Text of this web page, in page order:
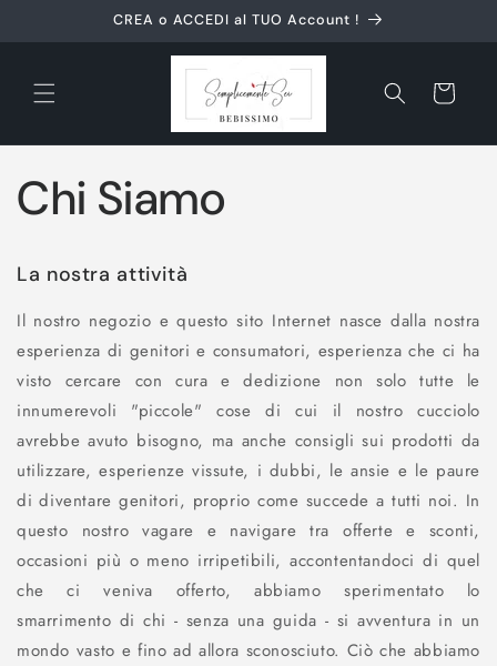
direttamente
ai contenuti
CREA o ACCEDI al TUO Account !
Carrello
Chi Siamo
La nostra attività
Il nostro negozio e questo sito Internet nasce dalla nostra
esperienza di genitori e consumatori, esperienza che ci ha
visto cercare con cura e dedizione non solo tutte le
innumerevoli "piccole" cose di cui il nostro cucciolo
avrebbe avuto bisogno, ma anche consigli sui prodotti da
utilizzare, esperienze vissute, i dubbi, le ansie e le paure
di diventare genitori, proprio come succede a tutti noi. In
questo nostro vagare e navigare tra offerte e sconti,
occasioni più o meno irripetibili, accontentandoci di quel
che ci veniva offerto, abbiamo sperimentato lo
smarrimento di chi - senza una guida - si avventura in un
mondo vasto e fino ad allora sconosciuto. Ciò che abbiamo